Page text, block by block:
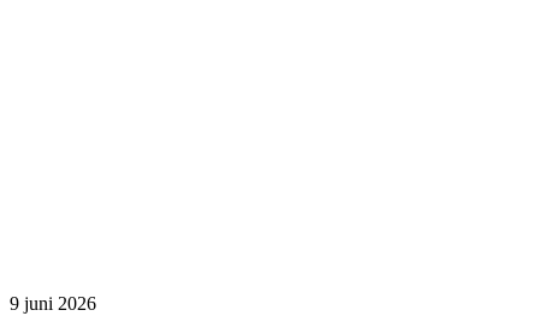
9 juni 2026